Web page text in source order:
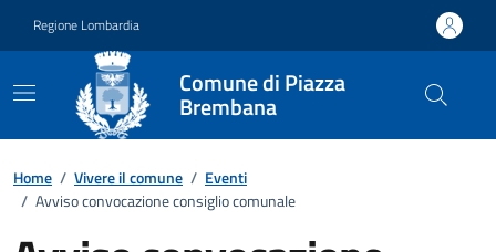
Regione Lombardia
Comune di Piazza
Brembana
Home / Vivere il comune / Eventi
/ Avviso convocazione consiglio comunale